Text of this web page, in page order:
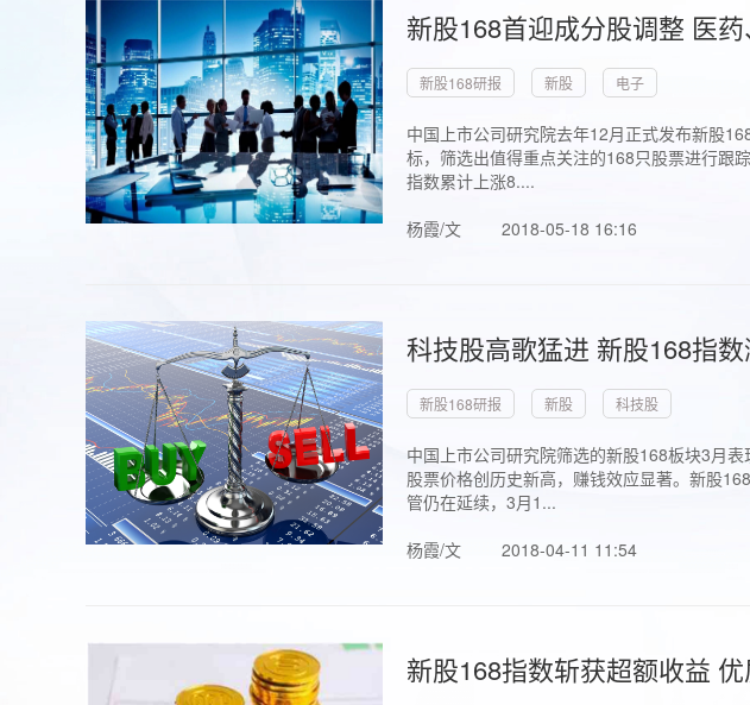
新股168首迎成分股调整 医
新股168研报 新股 电子
中国上市公司研究院去年12月正式发布新股
标，筛选出值得重点关注的168只股票进行跟
指数累计上涨8....
杨霞/文
2018-05-18 16:16
科技股高歌猛进 新股168指
新股168研报 新股 科技股
中国上市公司研究院筛选的新股168板块3月
股票价格创历史新高，赚钱效应显著。新股
管仍在延续，3月1...
杨霞/文
2018-04-11 11:54
新股168指数斩获超额收益